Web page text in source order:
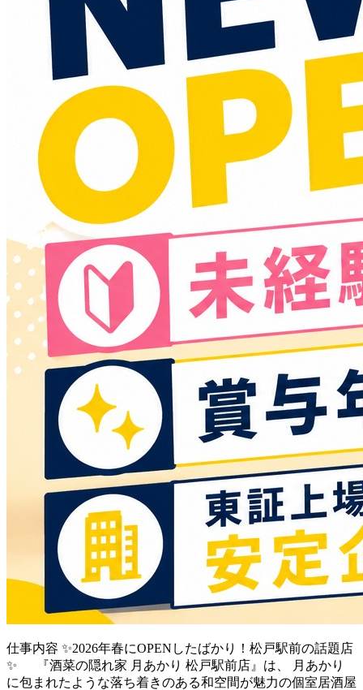
仕事内容 ✨2026年春にOPENしたばかり！松戸駅前の話題店
✨ 『酒菜の隠れ家 月あかり 松戸駅前店』は、 月あかり
に包まれたような落ち着きのある和空間が魅力の個室居酒屋